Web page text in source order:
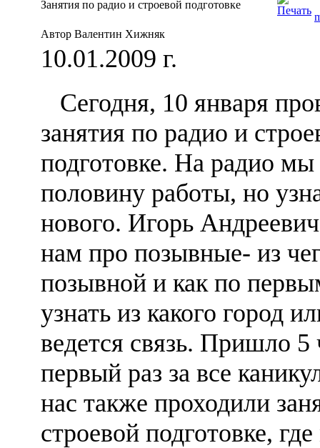
Занятия по радио и строевой подготовке
Автор Валентин Хижняк
10.01.2009 г.
Сегодня, 10 января
занятия по радио и
подготовке. На радио мы
половину работы, но
нового. Игорь
нам про позывные- из
позывной и как по
узнать из какого город
ведется связь. Пришло 5
первый раз за все
нас также проходили
строевой подготовке,